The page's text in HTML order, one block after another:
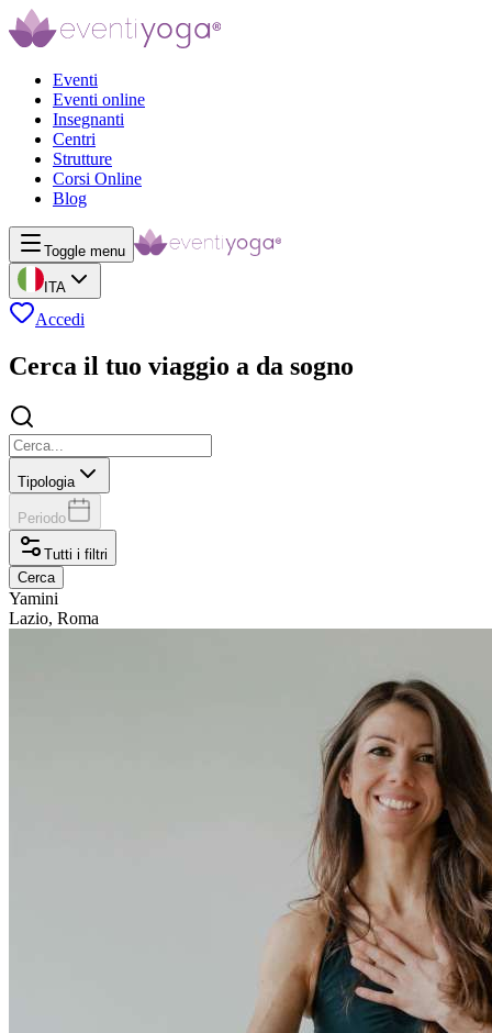
Eventi
Eventi online
Insegnanti
Centri
Strutture
Corsi Online
Blog
Toggle menu
ITA
Accedi
Cerca il tuo viaggio a da sogno
Tipologia
Periodo
Tutti i filtri
Cerca
Yamini
Lazio, Roma